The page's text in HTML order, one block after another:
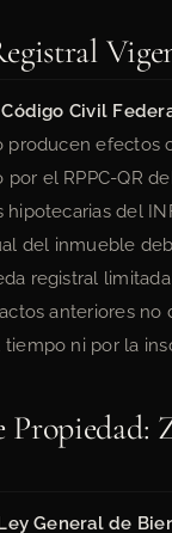
Código Civil
producen efectos
el RPPC-QR
del
del inmueble
registral
anteriores
ni por la
General de